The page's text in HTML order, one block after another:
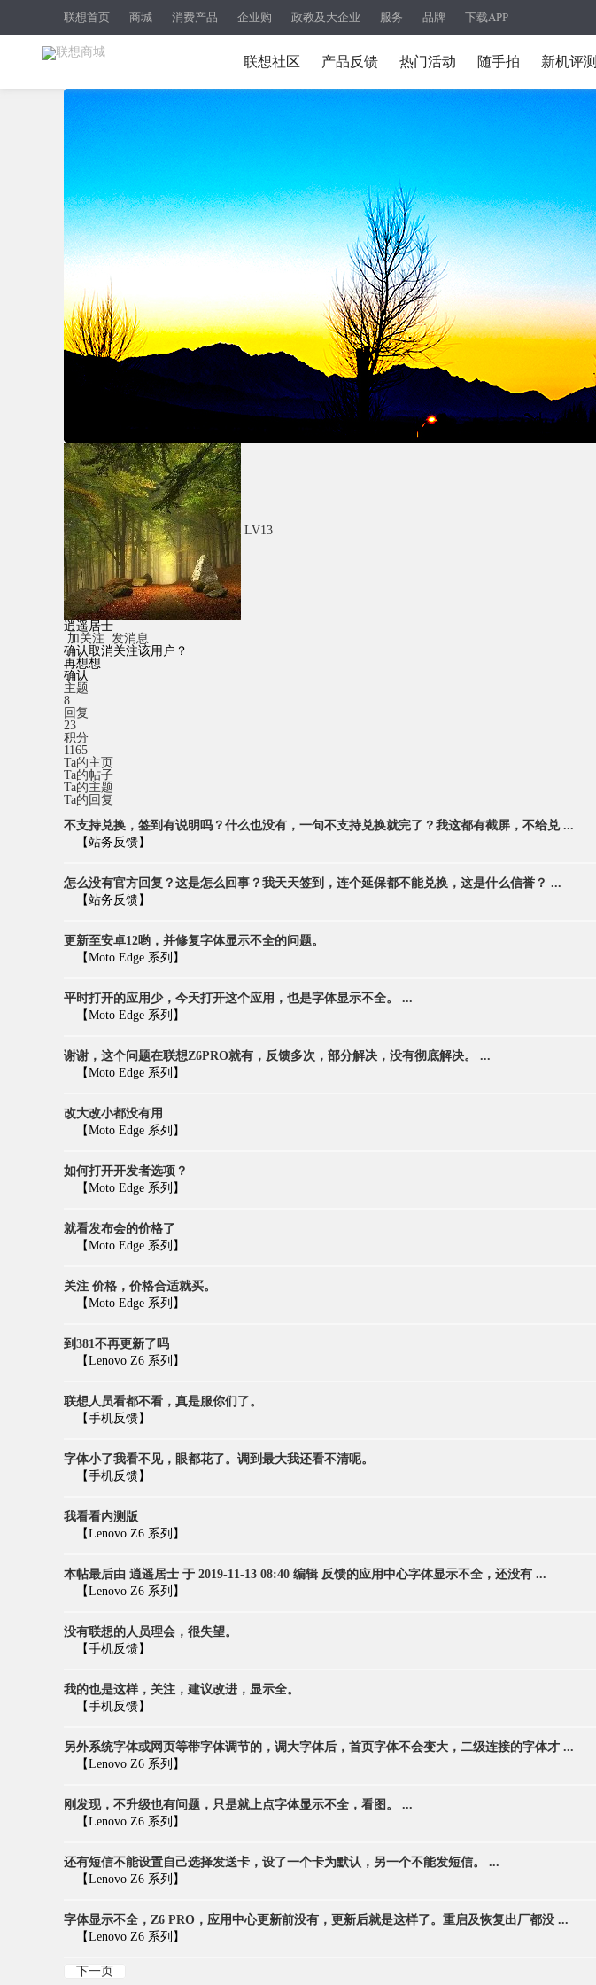
联想首页 商城 消费产品 企业购 政教及大企业 服务 品牌 下载APP
联想社区 产品反馈 热门活动 随手拍 新机评测
LV13
逍遥居士
加关注 发消息
确认取消关注该用户？
再想想
确认
主题
8
回复
23
积分
1165
Ta的主页
Ta的帖子
Ta的主题
Ta的回复
不支持兑换，签到有说明吗？什么也没有，一句不支持兑换就完了？我这都有截屏，不给兑 ...
【站务反馈】
怎么没有官方回复？这是怎么回事？我天天签到，连个延保都不能兑换，这是什么信誉？ ...
【站务反馈】
更新至安卓12哟，并修复字体显示不全的问题。
【Moto Edge 系列】
平时打开的应用少，今天打开这个应用，也是字体显示不全。 ...
【Moto Edge 系列】
谢谢，这个问题在联想Z6PRO就有，反馈多次，部分解决，没有彻底解决。 ...
【Moto Edge 系列】
改大改小都没有用
【Moto Edge 系列】
如何打开开发者选项？
【Moto Edge 系列】
就看发布会的价格了
【Moto Edge 系列】
关注 价格，价格合适就买。
【Moto Edge 系列】
到381不再更新了吗
【Lenovo Z6 系列】
联想人员看都不看，真是服你们了。
【手机反馈】
字体小了我看不见，眼都花了。调到最大我还看不清呢。
【手机反馈】
我看看内测版
【Lenovo Z6 系列】
本帖最后由 逍遥居士 于 2019-11-13 08:40 编辑 反馈的应用中心字体显示不全，还没有 ...
【Lenovo Z6 系列】
没有联想的人员理会，很失望。
【手机反馈】
我的也是这样，关注，建议改进，显示全。
【手机反馈】
另外系统字体或网页等带字体调节的，调大字体后，首页字体不会变大，二级连接的字体才 ...
【Lenovo Z6 系列】
刚发现，不升级也有问题，只是就上点字体显示不全，看图。 ...
【Lenovo Z6 系列】
还有短信不能设置自己选择发送卡，设了一个卡为默认，另一个不能发短信。 ...
【Lenovo Z6 系列】
字体显示不全，Z6 PRO，应用中心更新前没有，更新后就是这样了。重启及恢复出厂都没 ...
【Lenovo Z6 系列】
下一页